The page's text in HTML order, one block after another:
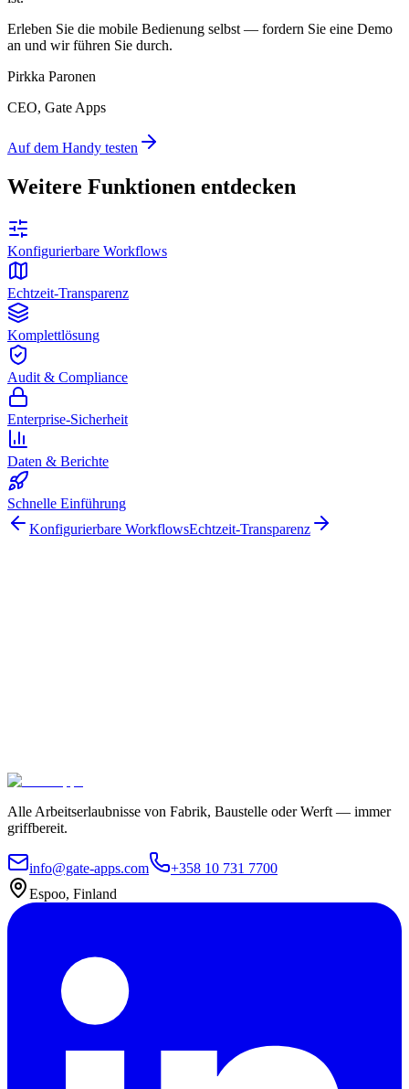
Erleben Sie die mobile Bedienung selbst — fordern Sie eine Demo
an und wir führen Sie durch.
Pirkka Paronen
CEO, Gate Apps
Auf dem Handy testen
Weitere Funktionen entdecken
Konfigurierbare Workflows
Echtzeit-Transparenz
Komplettlösung
Audit & Compliance
Enterprise-Sicherheit
Daten & Berichte
Schnelle Einführung
Konfigurierbare WorkflowsEchtzeit-Transparenz
Alle Arbeitserlaubnisse von Fabrik, Baustelle oder Werft — immer
griffbereit.
info@gate-apps.com
+358 10 731 7700
Espoo, Finland